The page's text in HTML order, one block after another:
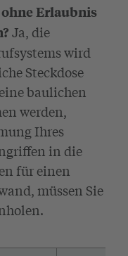
Erlaubnis
Ja, die
wird
Steckdose
baulichen
werden,
Ihres
in die
für einen
müssen Sie